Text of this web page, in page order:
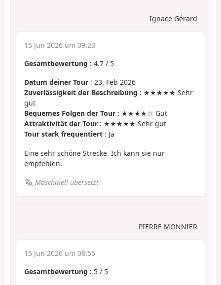
Ignace Gérard
15 Jun 2026 um 09:23
Gesamtbewertung : 4.7 / 5
Datum deiner Tour : 23. Feb 2026
Zuverlässigkeit der Beschreibung : ★★★★★ Sehr
gut
Bequemes Folgen der Tour : ★★★★☆ Gut
Attraktivität der Tour : ★★★★★ Sehr gut
Tour stark frequentiert : Ja
Eine sehr schöne Strecke. Ich kann sie nur
empfehlen.
Maschinell übersetzt
PIERRE MONNIER
15 Jun 2026 um 08:55
Gesamtbewertung : 5 / 5